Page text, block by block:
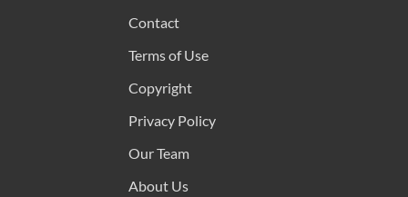
Contact
Terms of Use
Copyright
Privacy Policy
Our Team
About Us